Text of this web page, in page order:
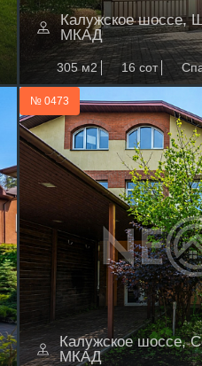
Калужское шоссе,
МКАД
305 м2 16 сот
№ 0473
Калужское шоссе,
МКАД